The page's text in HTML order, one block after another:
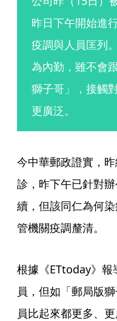
昨日下午開始進
疫調與人員匡列
為內勤，雖不會
獅子哥」，接觸
更廣泛。
今中華郵政證實，
診，昨下午已針對
續，但該同仁為何
管機關疫調釐清。
根據《ETtoday》報
員，但如「郵局版
員比起來都更多、